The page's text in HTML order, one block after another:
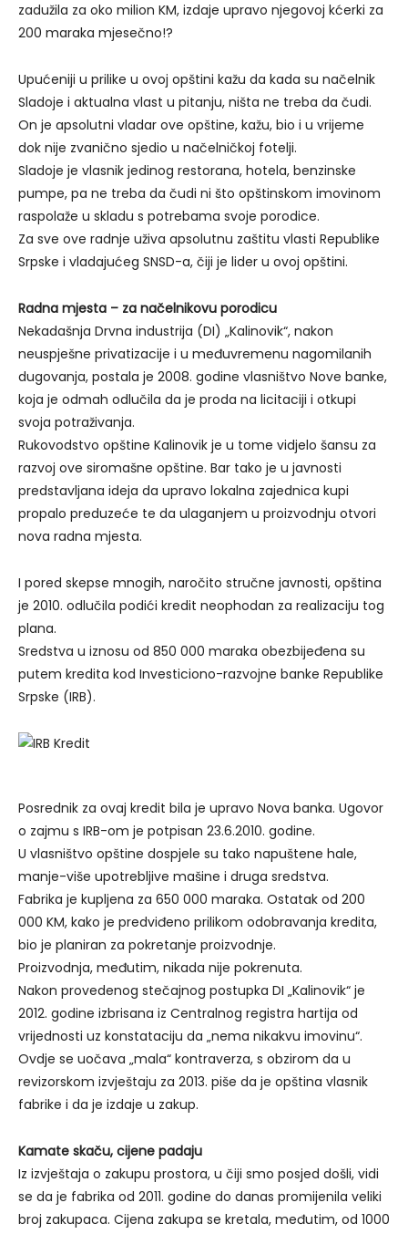
zadužila za oko milion KM, izdaje upravo njegovoj kćerki za
200 maraka mjesečno!?
Upućeniji u prilike u ovoj opštini kažu da kada su načelnik
Sladoje i aktualna vlast u pitanju, ništa ne treba da čudi.
On je apsolutni vladar ove opštine, kažu, bio i u vrijeme
dok nije zvanično sjedio u načelničkoj fotelji.
Sladoje je vlasnik jedinog restorana, hotela, benzinske
pumpe, pa ne treba da čudi ni što opštinskom imovinom
raspolaže u skladu s potrebama svoje porodice.
Za sve ove radnje uživa apsolutnu zaštitu vlasti Republike
Srpske i vladajućeg SNSD-a, čiji je lider u ovoj opštini.
Radna mjesta – za načelnikovu porodicu
Nekadašnja Drvna industrija (DI) „Kalinovik“, nakon
neuspješne privatizacije i u međuvremenu nagomilanih
dugovanja, postala je 2008. godine vlasništvo Nove banke,
koja je odmah odlučila da je proda na licitaciji i otkupi
svoja potraživanja.
Rukovodstvo opštine Kalinovik je u tome vidjelo šansu za
razvoj ove siromašne opštine. Bar tako je u javnosti
predstavljana ideja da upravo lokalna zajednica kupi
propalo preduzeće te da ulaganjem u proizvodnju otvori
nova radna mjesta.
I pored skepse mnogih, naročito stručne javnosti, opština
je 2010. odlučila podići kredit neophodan za realizaciju tog
plana.
Sredstva u iznosu od 850 000 maraka obezbijeđena su
putem kredita kod Investiciono-razvojne banke Republike
Srpske (IRB).
Posrednik za ovaj kredit bila je upravo Nova banka. Ugovor
o zajmu s IRB-om je potpisan 23.6.2010. godine.
U vlasništvo opštine dospjele su tako napuštene hale,
manje-više upotrebljive mašine i druga sredstva.
Fabrika je kupljena za 650 000 maraka. Ostatak od 200
000 KM, kako je predviđeno prilikom odobravanja kredita,
bio je planiran za pokretanje proizvodnje.
Proizvodnja, međutim, nikada nije pokrenuta.
Nakon provedenog stečajnog postupka DI „Kalinovik“ je
2012. godine izbrisana iz Centralnog registra hartija od
vrijednosti uz konstataciju da „nema nikakvu imovinu“.
Ovdje se uočava „mala“ kontraverza, s obzirom da u
revizorskom izvještaju za 2013. piše da je opština vlasnik
fabrike i da je izdaje u zakup.
Kamate skaču, cijene padaju
Iz izvještaja o zakupu prostora, u čiji smo posjed došli, vidi
se da je fabrika od 2011. godine do danas promijenila veliki
broj zakupaca. Cijena zakupa se kretala, međutim, od 1000